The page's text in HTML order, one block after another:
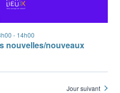
nouvelles/nouveaux
- 14h00
Jour suivant